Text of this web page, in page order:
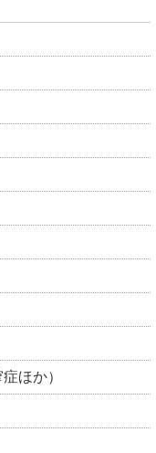
ほか）